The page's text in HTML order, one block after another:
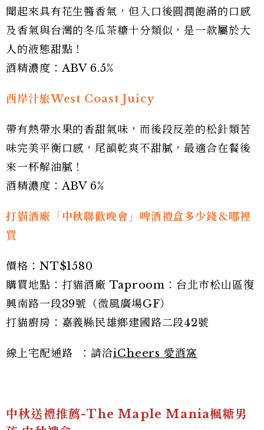
聞起來具有花生醬香氣，但入口後圓潤飽滿的口感
及香氣與台灣的冬瓜茶糖十分類似，是一款屬於大
人的液態甜點！
酒精濃度：ABV 6.5%
西岸汁旅West Coast Juicy
帶有熱帶水果的香甜氣味，而後段反差的松針類苦
味完美平衡口感，尾韻乾爽不甜膩，最適合在餐後
來一杯解油膩！
酒精濃度：ABV 6%
打貓酒廠「中秋聯歡晚會」啤酒禮盒多少錢＆哪裡
買
價格：NT$1580
購買地點：打貓酒廠 Taproom：台北市松山區復
興南路一段39號（微風廣場GF）
打貓廚房：嘉義縣民雄鄉建國路二段42號
線上宅配通路 ：請洽iCheers 愛酒窩
中秋送禮推薦-The Maple Mania楓糖男